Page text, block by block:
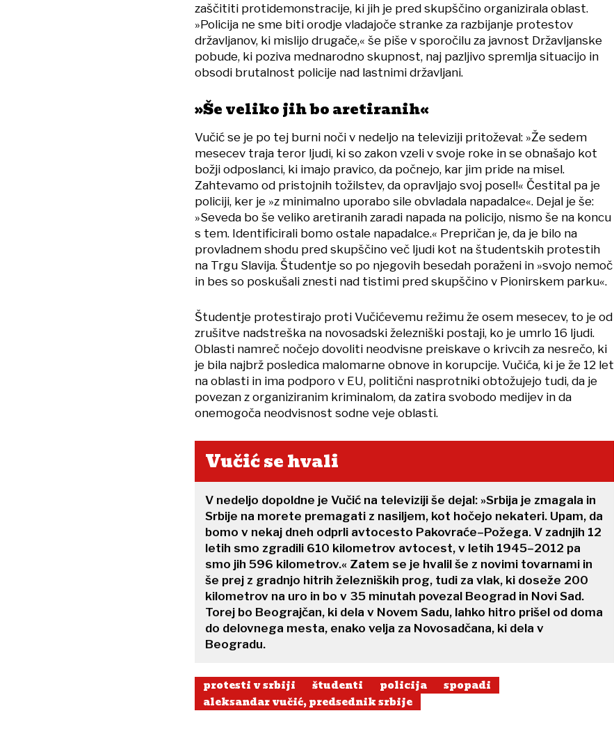
zaščititi protidemonstracije, ki jih je pred skupščino organizirala oblast.
»Policija ne sme biti orodje vladajoče stranke za razbijanje protestov
državljanov, ki mislijo drugače,« še piše v sporočilu za javnost Državljanske
pobude, ki poziva mednarodno skupnost, naj pazljivo spremlja situacijo in
obsodi brutalnost policije nad lastnimi državljani.
»Še veliko jih bo aretiranih«
Vučić se je po tej burni noči v nedeljo na televiziji pritoževal: »Že sedem
mesecev traja teror ljudi, ki so zakon vzeli v svoje roke in se obnašajo kot
božji odposlanci, ki imajo pravico, da počnejo, kar jim pride na misel.
Zahtevamo od pristojnih tožilstev, da opravljajo svoj posel!« Čestital pa je
policiji, ker je »z minimalno uporabo sile obvladala napadalce«. Dejal je še:
»Seveda bo še veliko aretiranih zaradi napada na policijo, nismo še na koncu
s tem. Identificirali bomo ostale napadalce.« Prepričan je, da je bilo na
provladnem shodu pred skupščino več ljudi kot na študentskih protestih
na Trgu Slavija. Študentje so po njegovih besedah poraženi in »svojo nemoč
in bes so poskušali znesti nad tistimi pred skupščino v Pionirskem parku«.
Študentje protestirajo proti Vučićevemu režimu že osem mesecev, to je od
zrušitve nadstreška na novosadski železniški postaji, ko je umrlo 16 ljudi.
Oblasti namreč nočejo dovoliti neodvisne preiskave o krivcih za nesrečo, ki
je bila najbrž posledica malomarne obnove in korupcije. Vučića, ki je že 12 let
na oblasti in ima podporo v EU, politični nasprotniki obtožujejo tudi, da je
povezan z organiziranim kriminalom, da zatira svobodo medijev in da
onemogoča neodvisnost sodne veje oblasti.
Vučić se hvali
V nedeljo dopoldne je Vučić na televiziji še dejal: »Srbija je zmagala in
Srbije na morete premagati z nasiljem, kot hočejo nekateri. Upam, da
bomo v nekaj dneh odprli avtocesto Pakovraće–Požega. V zadnjih 12
letih smo zgradili 610 kilometrov avtocest, v letih 1945–2012 pa
smo jih 596 kilometrov.« Zatem se je hvalil še z novimi tovarnami in
še prej z gradnjo hitrih železniških prog, tudi za vlak, ki doseže 200
kilometrov na uro in bo v 35 minutah povezal Beograd in Novi Sad.
Torej bo Beograjčan, ki dela v Novem Sadu, lahko hitro prišel od doma
do delovnega mesta, enako velja za Novosadčana, ki dela v
Beogradu.
protesti v srbiji študenti policija
spopadi
aleksandar vučić, predsednik srbije